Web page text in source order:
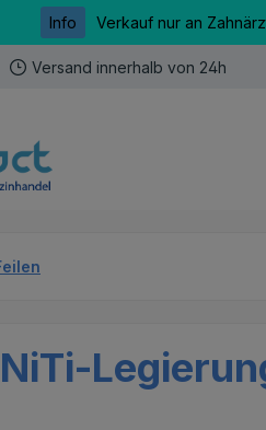
Info Verkauf nur an
Versand innerhalb von 24h